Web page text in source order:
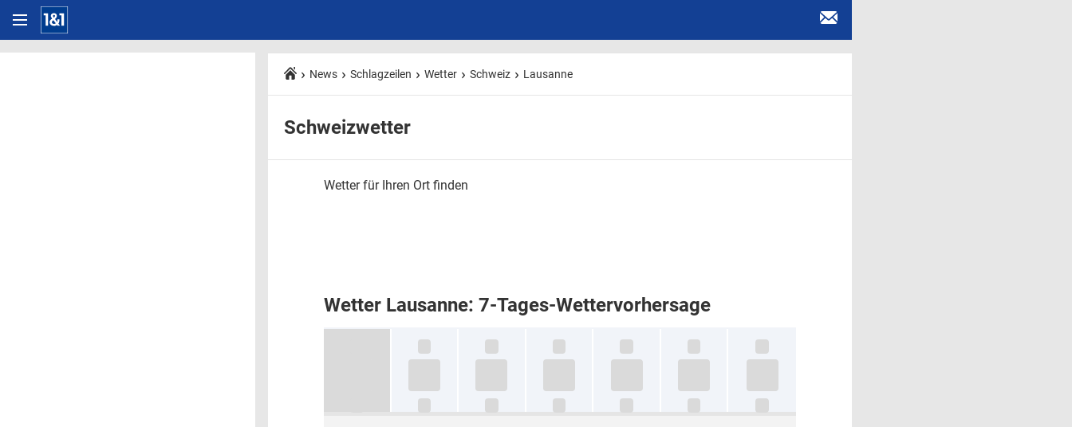
News Schlagzeilen Wetter Schweiz Lausanne
Schweizwetter
Wetter für Ihren Ort finden
Wetter Lausanne: 7-Tages-Wettervorhersage